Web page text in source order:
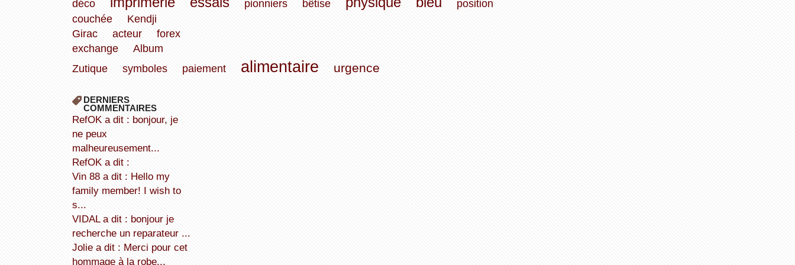
déco pionniers bêtise
position
couchée
Kendji
Girac
acteur
forex
exchange
Album
Zutique
symboles paiement alimentaire urgence
DERNIERS
COMMENTAIRES
refOK a dit : bonjour, je
ne peux
malheureusement...
refOK a dit :
Vin 88 a dit : Hello my
family member! I wish to
s...
VIDAL a dit : bonjour je
recherche un reparateur ...
Jolie a dit : Merci pour cet
hommage à la robe...